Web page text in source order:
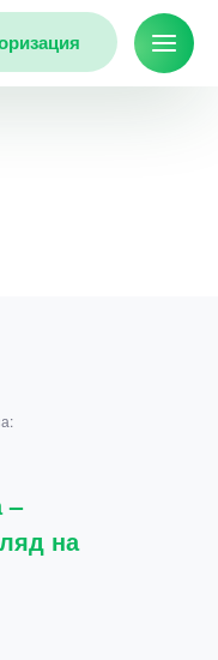
–
на